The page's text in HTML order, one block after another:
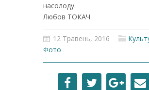
насолоду.
Любов ТОКАЧ
12 Травень, 2016
Фото